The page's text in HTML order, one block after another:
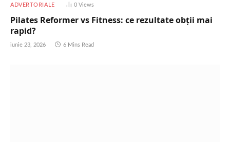
ADVERTORIALE 0 Views
Pilates Reformer vs Fitness: ce rezultate obții mai
rapid?
iunie 23, 2026 6 Mins Read